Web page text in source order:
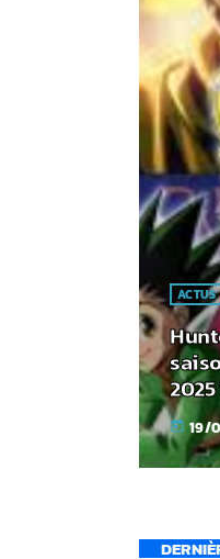
ACTUS
2025
today 19/